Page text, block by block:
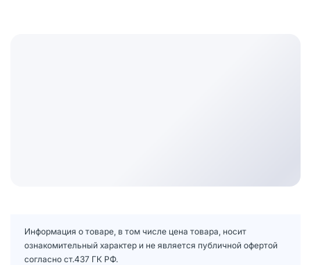
Информация о товаре, в том числе цена товара, носит
ознакомительный характер и не является публичной офертой
согласно ст.437 ГК РФ.